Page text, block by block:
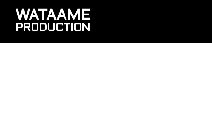
WATAAME
PRODUCTION